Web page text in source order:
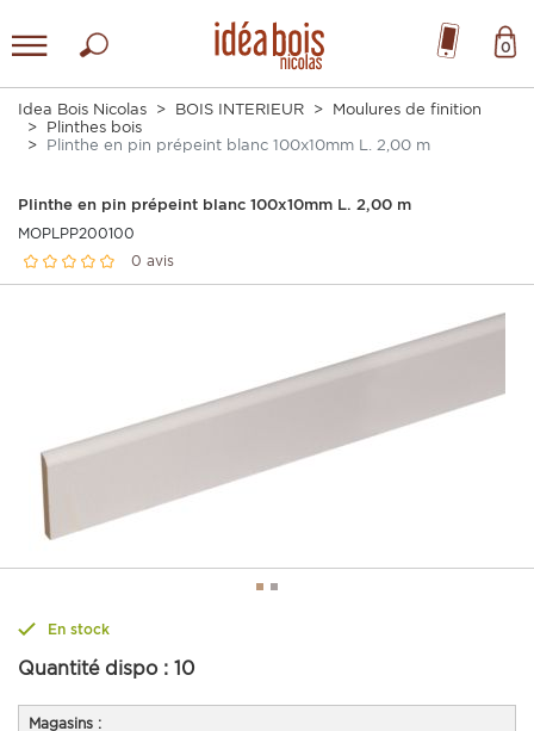
0
Idea Bois Nicolas BOIS INTERIEUR
Moulures de finition
Plinthes bois
Plinthe en pin prépeint blanc 100x10mm L. 2,00 m
Plinthe en pin prépeint blanc 100x10mm L. 2,00 m
MOPLPP200100
0 avis
En stock
Quantité dispo : 10
Magasins :